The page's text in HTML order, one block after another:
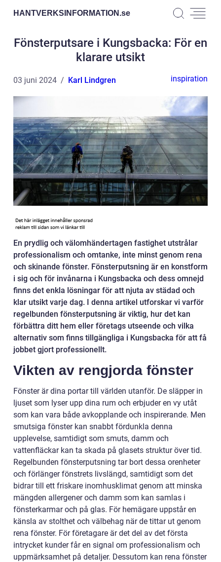
HANTVERKSINFORMATION.se
Fönsterputsare i Kungsbacka: För en
klarare utsikt
03 juni 2024 Karl Lindgren inspiration
En prydlig och välomhändertagen fastighet utstrålar
professionalism och omtanke, inte minst genom rena
och skinande fönster. Fönsterputsning är en konstform
i sig och för invånarna i Kungsbacka och dess omnejd
finns det enkla lösningar för att njuta av städad och
klar utsikt varje dag. I denna artikel utforskar vi varför
regelbunden fönsterputsning är viktig, hur det kan
förbättra ditt hem eller företags utseende och vilka
alternativ som finns tillgängliga i Kungsbacka för att få
jobbet gjort professionellt.
Vikten av rengjorda fönster
Fönster är dina portar till världen utanför. De släpper in
ljuset som lyser upp dina rum och erbjuder en vy utåt
som kan vara både avkopplande och inspirerande. Men
smutsiga fönster kan snabbt fördunkla denna
upplevelse, samtidigt som smuts, damm och
vattenfläckar kan ta skada på glasets struktur över tid.
Regelbunden fönsterputsning tar bort dessa orenheter
och förlänger fönstrets livslängd, samtidigt som det
bidrar till ett friskare inomhusklimat genom att minska
mängden allergener och damm som kan samlas i
fönsterkarmar och på glas. För hemägare uppstår en
känsla av stolthet och välbehag när de tittar ut genom
rena fönster. För företagare är det del av det första
intrycket kunder får en signal om professionalism och
uppmärksamhet på detaljer. Dessutom kan rena fönster